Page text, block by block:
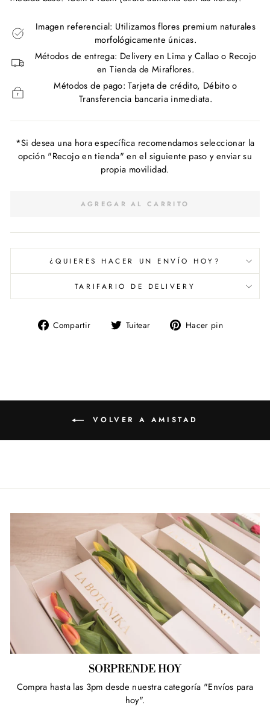
Imagen referencial: Utilizamos flores premium naturales
morfológicamente únicas.
Métodos de entrega: Delivery en Lima y Callao o Recojo
en Tienda de Miraflores.
Métodos de pago: Tarjeta de crédito, Débito o
Transferencia bancaria inmediata.
*Si desea una hora específica recomendamos seleccionar la
opción "Recojo en tienda" en el siguiente paso y enviar su
propia movilidad.
AGREGAR AL CARRITO
¿QUIERES HACER UN ENVÍO HOY?
TARIFARIO DE DELIVERY
Compartir
CompartirTuitear
Tuitear Hacer pin
VOLVER A AMISTAD
SORPRENDE HOY
Compra hasta las 3pm desde nuestra categoría "Envíos para
hoy".